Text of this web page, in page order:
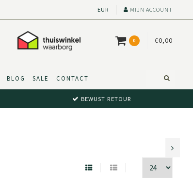
EUR MIJN ACCOUNT
0 €0,00
BLOG SALE CONTACT
BEWUST RETOUR